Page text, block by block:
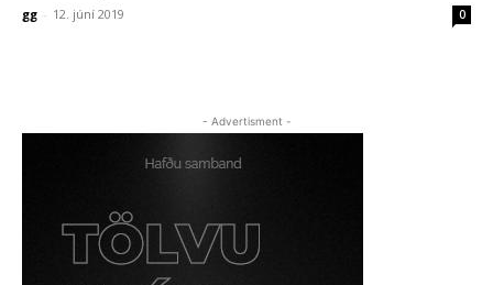
gg - 12. júní 2019 0
- Advertisment -